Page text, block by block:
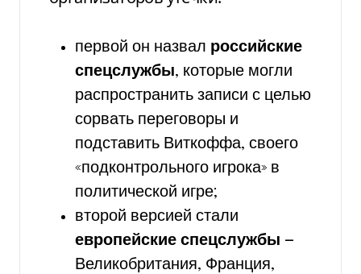
первой он назвал российские
спецслужбы, которые могли
распространить записи с целью
сорвать переговоры и
подставить Виткоффа, своего
«подконтрольного игрока» в
политической игре;
второй версией стали
европейские спецслужбы —
Великобритания, Франция,